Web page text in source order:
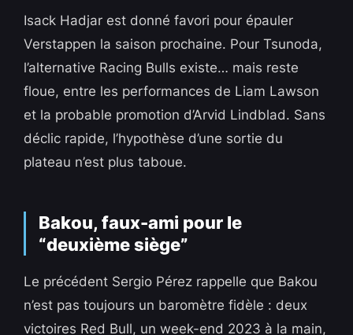
Isack Hadjar est donné favori pour épauler
Verstappen la saison prochaine. Pour Tsunoda,
l’alternative Racing Bulls existe… mais reste
floue, entre les performances de Liam Lawson
et la probable promotion d’Arvid Lindblad. Sans
déclic rapide, l’hypothèse d’une sortie du
plateau n’est plus taboue.
Bakou, faux-ami pour le
“deuxième siège”
Le précédent Sergio Pérez rappelle que Bakou
n’est pas toujours un baromètre fidèle : deux
victoires Red Bull, un week-end 2023 à la main,